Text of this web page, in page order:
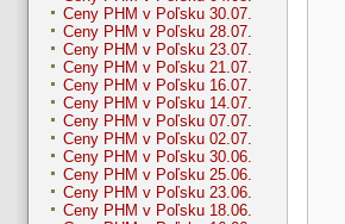
Ceny PHM v Poľsku 30.07.
Ceny PHM v Poľsku 28.07.
Ceny PHM v Poľsku 23.07.
Ceny PHM v Poľsku 21.07.
Ceny PHM v Poľsku 16.07.
Ceny PHM v Poľsku 14.07.
Ceny PHM v Poľsku 07.07.
Ceny PHM v Poľsku 02.07.
Ceny PHM v Poľsku 30.06.
Ceny PHM v Poľsku 25.06.
Ceny PHM v Poľsku 23.06.
Ceny PHM v Poľsku 18.06.